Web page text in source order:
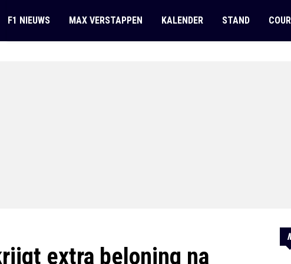
F1 NIEUWS MAX VERSTAPPEN KALENDER STAND
extra beloning na